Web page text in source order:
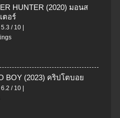
HUNTER (2020) มอนส
ตอร์
5.3 / 10 |
BOY (2023) คริปโตบอย
6.2 / 10 |